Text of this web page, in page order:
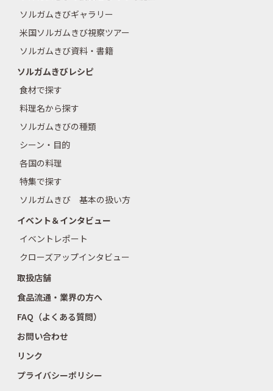
ソルガムきびギャラリー
米国ソルガムきび視察ツアー
ソルガムきび資料・書籍
ソルガムきびレシピ
食材で探す
料理名から探す
ソルガムきびの種類
シーン・目的
各国の料理
特集で探す
ソルガムきび 基本の扱い方
イベント＆インタビュー
イベントレポート
クローズアップインタビュー
取扱店舗
食品流通・業界の方へ
FAQ（よくある質問）
お問い合わせ
リンク
プライバシーポリシー